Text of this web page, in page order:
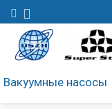
Вакуумные насосы